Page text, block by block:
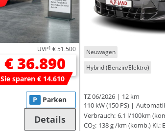
UVP1 € 51.500
€ 36.890
Sie sparen € 14.610
P Parken
Details
Neuwagen
Hybrid (Benzin/Elektro)
TZ 06/2026
12 km
110 kW (150 PS)
Verbrauch: 6.1 l/100km
CO2: 138 g /km (komb.) Kl.: E